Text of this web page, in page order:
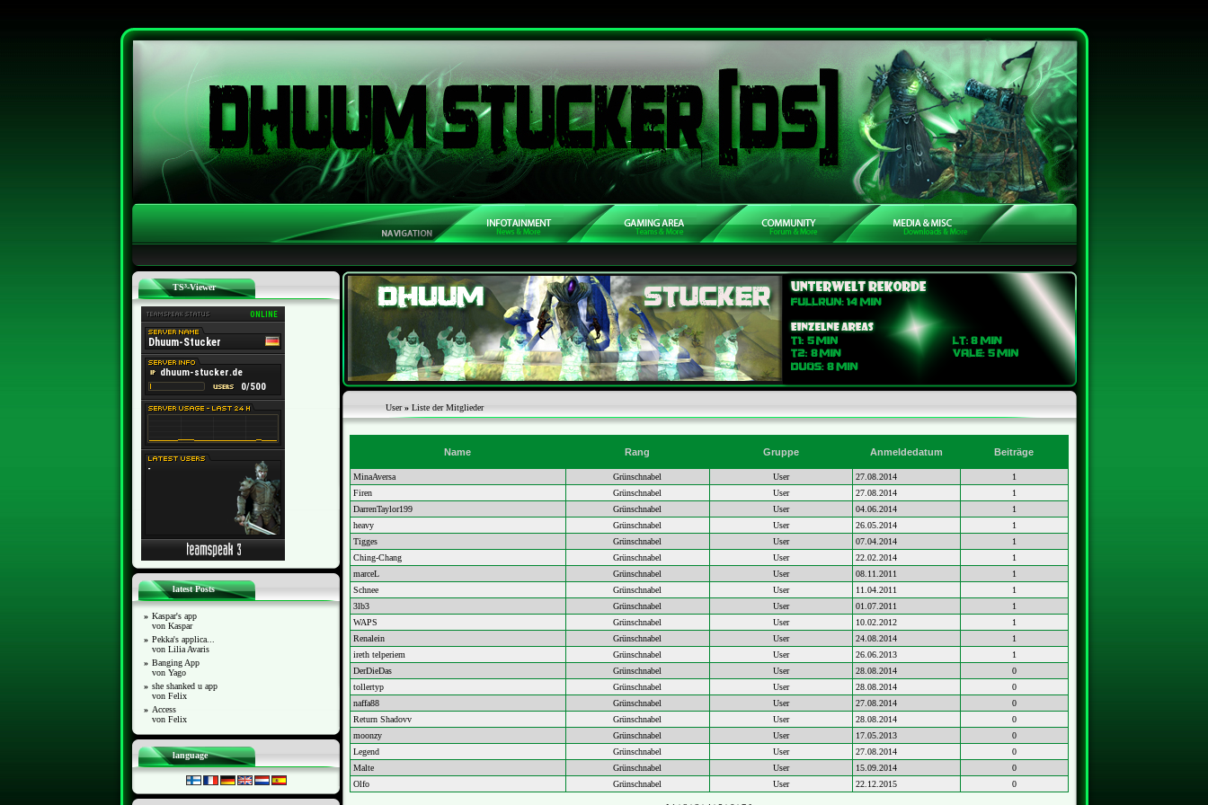
TS³-Viewer
latest Posts
» Kaspar's app
von Kaspar
» Pekka's applica...
von Lilia Avaris
» Banging App
von Yago
» she shanked u app
von Felix
» Access
von Felix
language
User» Liste der Mitglieder
Name Rang Gruppe Anmeldedatum Beiträge
MinaAversa Grünschnabel User 27.08.2014
1
Firen
Grünschnabel User 27.08.2014
1
DarrenTaylor199
Grünschnabel User 04.06.2014
1
heavy
Grünschnabel User 26.05.2014
1
Tigges
Grünschnabel User 07.04.2014
1
Ching-Chang
Grünschnabel User 22.02.2014
1
marceL
Grünschnabel User 08.11.2011
1
Schnee
Grünschnabel User 11.04.2011
1
3lb3
Grünschnabel User 01.07.2011
1
WAPS
Grünschnabel User 10.02.2012
1
Renalein
Grünschnabel User 24.08.2014
1
ireth telperiem
Grünschnabel User 26.06.2013
1
DerDieDas
Grünschnabel User 28.08.2014
0
tollertyp
Grünschnabel User 28.08.2014
0
naffa88
Grünschnabel User 27.08.2014
0
Return Shadovv
Grünschnabel User 28.08.2014
0
moonzy
Grünschnabel User 17.05.2013
0
Legend
Grünschnabel User 27.08.2014
0
Malte
Grünschnabel User 15.09.2014
0
Olfo
Grünschnabel User 22.12.2015 0